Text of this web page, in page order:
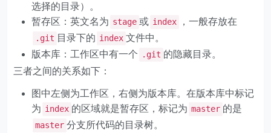
选择的目录）。
暂存区：英文名为 stage 或 index ，一般存放在
.git 目录下的 index 文件中。
版本库：工作区中有一个
.git 的隐藏目录。
三者之间的关系如下：
图中左侧为工作区，右侧为版本库。在版本库中标记
为 index 的区域就是暂存区，标记为 master 的是
master 分支所代码的目录树。